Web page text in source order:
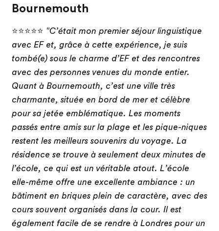
Bournemouth
⭐⭐⭐⭐⭐ "C’était mon premier séjour linguistique
avec EF et, grâce à cette expérience, je suis
tombé(e) sous le charme d’EF et des rencontres
avec des personnes venues du monde entier.
Quant à Bournemouth, c’est une ville très
charmante, située en bord de mer et célèbre
pour sa jetée emblématique. Les moments
passés entre amis sur la plage et les pique-niques
restent les meilleurs souvenirs du voyage. La
résidence se trouve à seulement deux minutes de
l’école, ce qui est un véritable atout. L’école
elle-même offre une excellente ambiance : un
bâtiment en briques plein de caractère, avec des
cours souvent organisés dans la cour. Il est
également facile de se rendre à Londres pour un